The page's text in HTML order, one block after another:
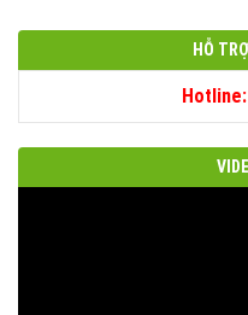
HỖ